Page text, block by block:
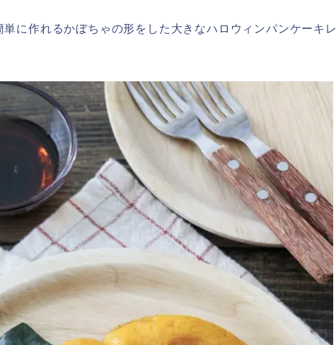
に作れるかぼちゃの形をした大きなハロウィンパンケーキレ